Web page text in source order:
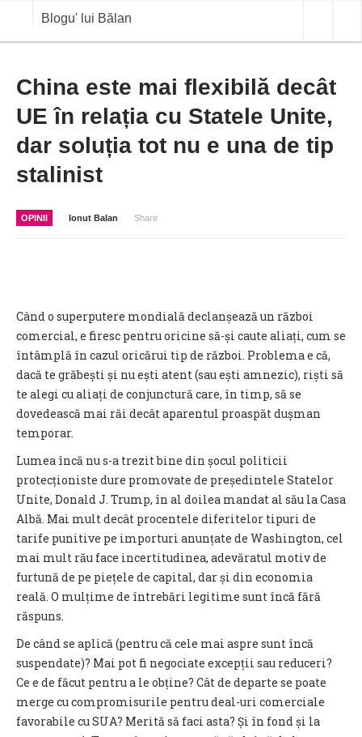
Blogu' lui Bălan
OPINII
ANALIZE
BLOG IN DIALOG
STIRI
CURS VALUTAR IN TIMP REAL
China este mai flexibilă decât
UE în relația cu Statele Unite,
dar soluția tot nu e una de tip
stalinist
OPINII Ionut Balan Share
Când o superputere mondială declanșează un război
comercial, e firesc pentru oricine să-și caute aliați, cum se
întâmplă în cazul oricărui tip de război. Problema e că,
dacă te grăbești și nu ești atent (sau ești amnezic), riști să
te alegi cu aliați de conjunctură care, în timp, să se
dovedească mai răi decât aparentul proaspăt dușman
temporar.
Lumea încă nu s-a trezit bine din șocul politicii
protecționiste dure promovate de președintele Statelor
Unite, Donald J. Trump, în al doilea mandat al său la Casa
Albă. Mai mult decât procentele diferitelor tipuri de
tarife punitive pe importuri anunțate de Washington, cel
mai mult rău face incertitudinea, adevăratul motiv de
furtună de pe piețele de capital, dar și din economia
reală. O mulțime de întrebări legitime sunt încă fără
răspuns.
De când se aplică (pentru că cele mai aspre sunt încă
suspendate)? Mai pot fi negociate excepții sau reduceri?
Ce e de făcut pentru a le obține? Cât de departe se poate
merge cu compromisurile pentru deal-uri comerciale
favorabile cu SUA? Merită să faci asta? Și în fond și la